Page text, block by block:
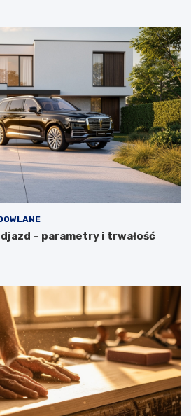
– parametry i trwałość